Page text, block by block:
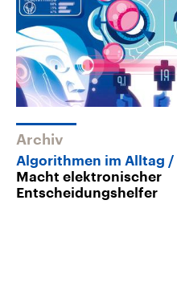
Archiv
Algorithmen im Alltag
Macht elektronischer
Entscheidungshelfer